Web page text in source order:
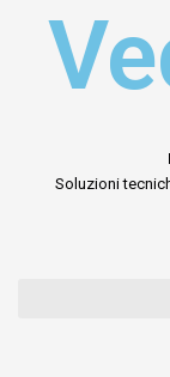
Soluzioni